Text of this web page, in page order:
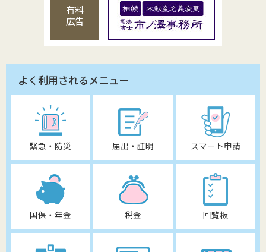
有料
広告
よく利用されるメニュー
緊急・防災 届出・証明 スマート申請
国保・年金 税金 回覧板